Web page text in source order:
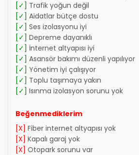
[✓] Trafik yoğun değil
[✓] Aidatlar bütçe dostu
[✓] Ses izolasyonu iyi
[✓] Depreme dayanıklı
[✓] İnternet altyapısı iyi
[✓] Asansör bakımı düzenli yapılıyor
[✓] Yönetim iyi çalışıyor
[✓] Toplu taşımaya yakın
[✓] Isınma izolasyon sorunu yok
Beğenmediklerim
[X] Fiber internet altyapısı yok
[X] Kapalı garaj yok
[X] Otopark sorunu var